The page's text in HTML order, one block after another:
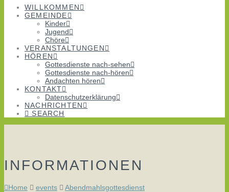
WILLKOMMEN
GEMEINDE
Kinder
Jugend
Chöre
VERANSTALTUNGEN
HÖREN
Gottesdienste nach-sehen
Gottesdienste nach-hören
Andachten hören
KONTAKT
Datenschutzerklärung
NACHRICHTEN
SEARCH
INFORMATIONEN
Home events Abendmahlsgottesdienst